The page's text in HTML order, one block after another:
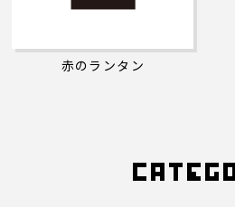
赤のランタン